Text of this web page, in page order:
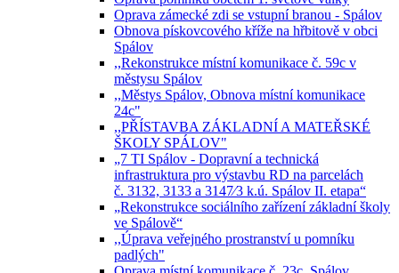
Oprava zámecké zdi se vstupní branou - Spálov
Obnova pískovcového kříže na hřbitově v obci
Spálov
,,Rekonstrukce místní komunikace č. 59c v
městysu Spálov
,,Městys Spálov, Obnova místní komunikace
24c"
,,PŘÍSTAVBA ZÁKLADNÍ A MATEŘSKÉ
ŠKOLY SPÁLOV"
„7 TI Spálov - Dopravní a technická
infrastruktura pro výstavbu RD na parcelách
č. 3132, 3133 a 3147⁄3 k.ú. Spálov II. etapa“
„Rekonstrukce sociálního zařízení základní školy
ve Spálově“
,,Úprava veřejného prostranství u pomníku
padlých"